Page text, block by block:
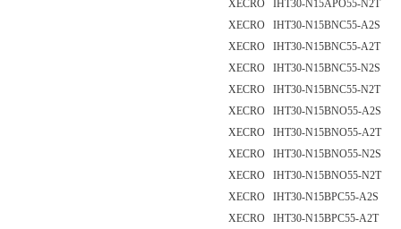
XECRO IHT30-N15APO55-N2T
XECRO IHT30-N15BNC55-A2S
XECRO IHT30-N15BNC55-A2T
XECRO IHT30-N15BNC55-N2S
XECRO IHT30-N15BNC55-N2T
XECRO IHT30-N15BNO55-A2S
XECRO IHT30-N15BNO55-A2T
XECRO IHT30-N15BNO55-N2S
XECRO IHT30-N15BNO55-N2T
XECRO IHT30-N15BPC55-A2S
XECRO IHT30-N15BPC55-A2T